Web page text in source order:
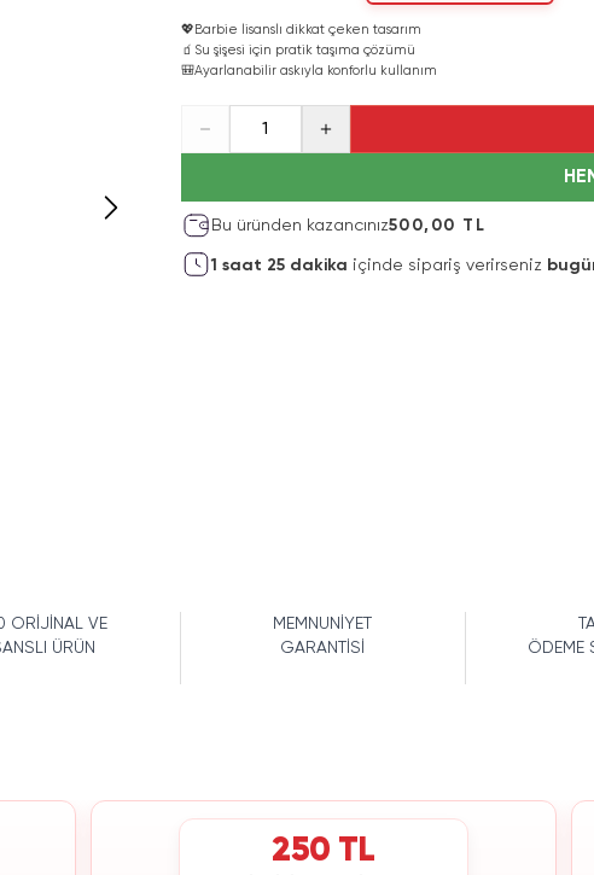
💖 Barbie lisanslı dikkat çeken tasarım
🧃 Su şişesi için pratik taşıma çözümü
🎒Ayarlanabilir askıyla konforlu kullanım
1
Bu üründen kazancınız500,00 TL
1 saat 25dakika içinde sipariş verirseniz
ORİJİNAL VE
ÜRÜN
MEMNUNİYET
GARANTİSİ
ÖDEME
250 TL